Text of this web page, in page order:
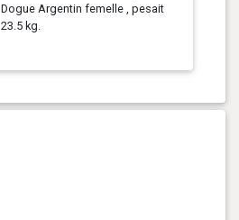
Dogue Argentin femelle , pesait
23.5 kg.